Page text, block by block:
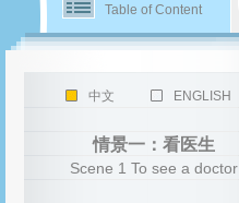
Table of Content
中文 ENGLISH
情景一：看医生
Scene 1 To see a doctor